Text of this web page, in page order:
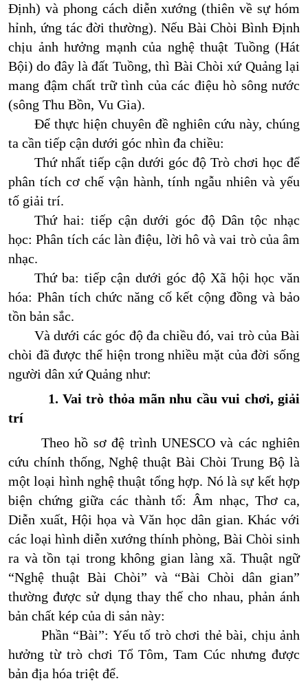
Định) và phong cách diễn xướng (thiên về sự hóm
hỉnh, ứng tác đời thường). Nếu Bài Chòi Bình Định
chịu ảnh hưởng mạnh của nghệ thuật Tuồng (Hát
Bội) do đây là đất Tuồng, thì Bài Chòi xứ Quảng lại
mang đậm chất trữ tình của các điệu hò sông nước
(sông Thu Bồn, Vu Gia).
Để thực hiện chuyên đề nghiên cứu này, chúng
ta cần tiếp cận dưới góc nhìn đa chiều:
Thứ nhất tiếp cận dưới góc độ Trò chơi học để
phân tích cơ chế vận hành, tính ngẫu nhiên và yếu
tố giải trí.
Thứ hai: tiếp cận dưới góc độ Dân tộc nhạc
học: Phân tích các làn điệu, lời hô và vai trò của âm
nhạc.
Thứ ba: tiếp cận dưới góc độ Xã hội học văn
hóa: Phân tích chức năng cố kết cộng đồng và bảo
tồn bản sắc.
Và dưới các góc độ đa chiều đó, vai trò của Bài
chòi đã được thể hiện trong nhiều mặt của đời sống
người dân xứ Quảng như:
1. Vai trò thỏa mãn nhu cầu vui chơi, giải
trí
Theo hồ sơ đệ trình UNESCO và các nghiên
cứu chính thống, Nghệ thuật Bài Chòi Trung Bộ là
một loại hình nghệ thuật tổng hợp. Nó là sự kết hợp
biện chứng giữa các thành tố: Âm nhạc, Thơ ca,
Diễn xuất, Hội họa và Văn học dân gian. Khác với
các loại hình diễn xướng thính phòng, Bài Chòi sinh
ra và tồn tại trong không gian làng xã. Thuật ngữ
“Nghệ thuật Bài Chòi” và “Bài Chòi dân gian”
thường được sử dụng thay thế cho nhau, phản ánh
bản chất kép của di sản này:
Phần “Bài”: Yếu tố trò chơi thẻ bài, chịu ảnh
hưởng từ trò chơi Tổ Tôm, Tam Cúc nhưng được
bản địa hóa triệt để.